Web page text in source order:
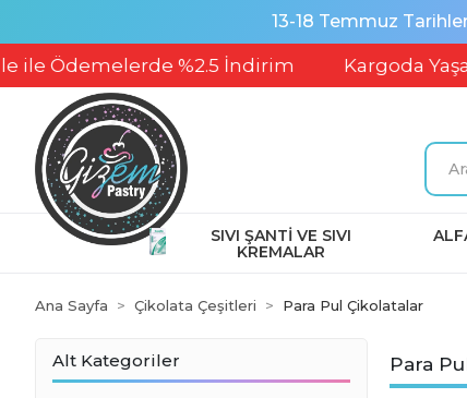
13-18 Temmuz
%2.5 İndirim Kargoda
SIVI ŞANTİ VE SIVI
KREMALAR
Ana Sayfa Çikolata Çeşitleri Para Pul Çikolatalar
Alt Kategoriler Para